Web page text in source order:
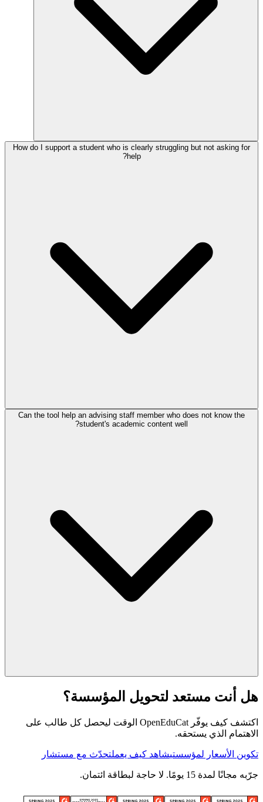
How do I support a student who is clearly struggling but not asking for
help?
Can the tool help an advising staff member who does not know the
student's academic content well?
هل أنت مستعد لتحويل المؤسسة؟
اكتشف كيف يوفّر OpenEduCat الوقت ليحصل كل طالب على
الاهتمام الذي يستحقه.
تكوين الأسعار لمؤسستيشاهد كيف يعملتحدّث مع مستشار
جرّبه مجانًا لمدة 15 يومًا. لا حاجة لبطاقة ائتمان.